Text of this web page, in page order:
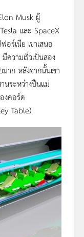
Musk ผู้
และ SpaceX
ร์เนีย เขาเสนอ
วามเร็วเป็นสอง
าก หลังจากนั้นเขา
นระหว่างปืนแม่
งคอร์ด
Table)